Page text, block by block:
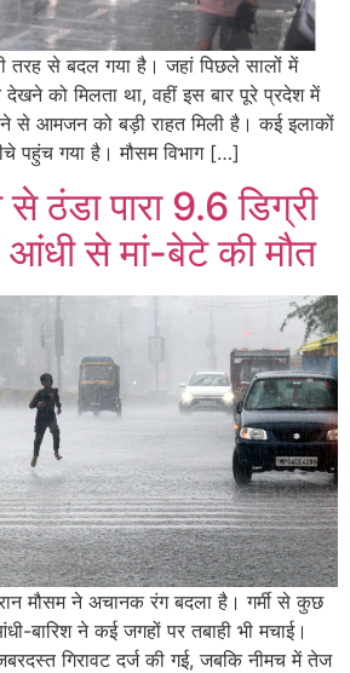
तरह से बदल गया है। जहां पिछले सालों में
को मिलता था, वहीं इस बार पूरे प्रदेश में
से आमजन को बड़ी राहत मिली है। कई इलाकों
पहुंच गया है। मौसम विभाग […]
ठंडा पारा 9.6 डिग्री
आंधी से मां-बेटे की मौत
मौसम ने अचानक रंग बदला है। गर्मी से कुछ
बारिश ने कई जगहों पर तबाही भी मचाई।
गिरावट दर्ज की गई, जबकि नीमच में तेज